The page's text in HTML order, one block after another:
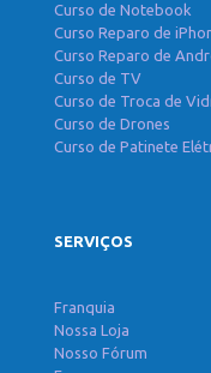
Curso de Notebook
Curso Reparo de
Curso Reparo de
Curso de TV
Curso de Troca de
Curso de Drones
Curso de Patinete
SERVIÇOS
Franquia
Nossa Loja
Nosso Fórum